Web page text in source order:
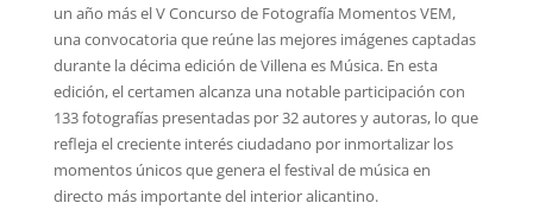
un año más el V Concurso de Fotografía Momentos VEM,
una convocatoria que reúne las mejores imágenes captadas
durante la décima edición de Villena es Música. En esta
edición, el certamen alcanza una notable participación con
133 fotografías presentadas por 32 autores y autoras, lo que
refleja el creciente interés ciudadano por inmortalizar los
momentos únicos que genera el festival de música en
directo más importante del interior alicantino.